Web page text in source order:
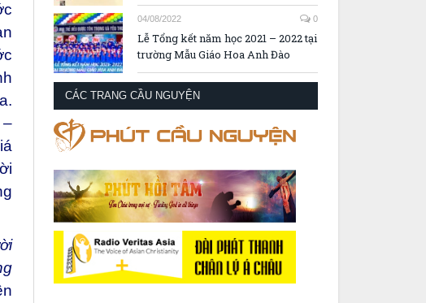
04/08/2022 0
Lễ Tổng kết năm học 2021 – 2022 tại
trường Mẫu Giáo Hoa Anh Đào
CÁC TRANG CẦU NGUYỆN